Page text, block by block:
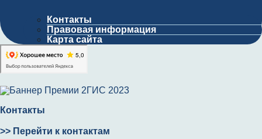
Контакты
Правовая информация
Карта сайта
Контакты
>> Перейти к контактам